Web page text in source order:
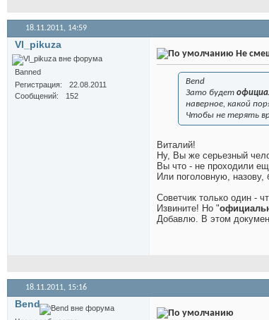
18.11.2011, 14:59
Vl_pikuza
Banned
Регистрация
22.08.2011
Сообщений
152
Не
Bend
Зато будет
наверное, какой
Чтобы не терять
Виталий!
Ну, Вы же серьезный
Вы что - не проходили
Или поголовную,
Советчик только один -
Извините! Но "
Добавлю. В этом
18.11.2011, 15:16
Bend